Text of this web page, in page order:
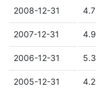
2008-12-31
2007-12-31
2006-12-31
2005-12-31